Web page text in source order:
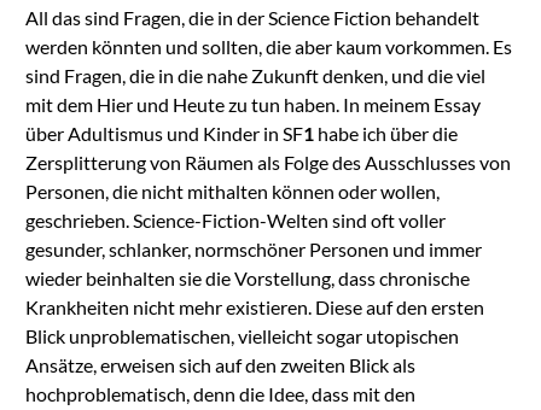
All das sind Fragen, die in der Science Fiction behandelt
werden könnten und sollten, die aber kaum vorkommen. Es
sind Fragen, die in die nahe Zukunft denken, und die viel
mit dem Hier und Heute zu tun haben. In meinem Essay
über Adultismus und Kinder in SF1habe ich über die
Zersplitterung von Räumen als Folge des Ausschlusses von
Personen, die nicht mithalten können oder wollen,
geschrieben. Science-Fiction-Welten sind oft voller
gesunder, schlanker, normschöner Personen und immer
wieder beinhalten sie die Vorstellung, dass chronische
Krankheiten nicht mehr existieren. Diese auf den ersten
Blick unproblematischen, vielleicht sogar utopischen
Ansätze, erweisen sich auf den zweiten Blick als
hochproblematisch, denn die Idee, dass mit den